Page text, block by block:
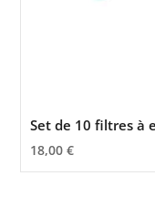
Set de 10 filtres à
18,00€